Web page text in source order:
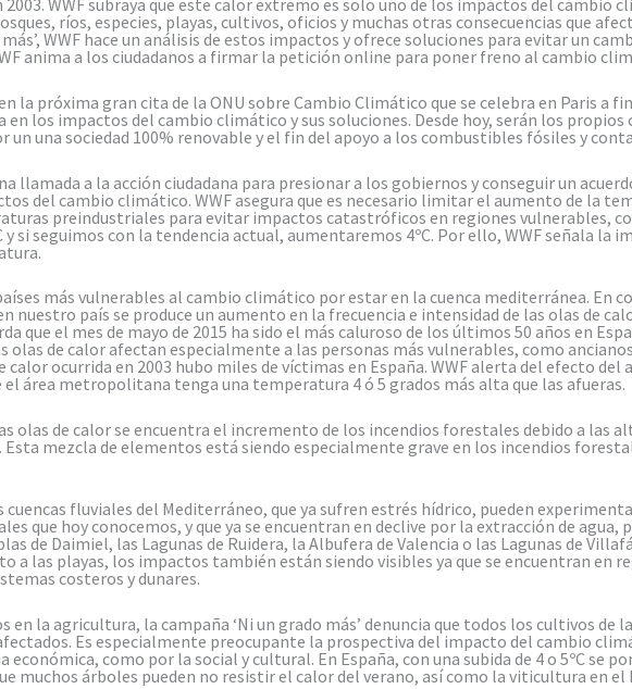
WWF subraya que este calor extremo es solo uno de los impactos del cambio
ríos, especies, playas, cultivos, oficios y muchas otras consecuencias que
WWF hace un análisis de estos impactos y ofrece soluciones para evitar un
anima a los ciudadanos a firmar la petición online para poner freno al cambio
la próxima gran cita de la ONU sobre Cambio Climático que se celebra en Paris a
en los impactos del cambio climático y sus soluciones. Desde hoy, serán los propios
un una sociedad 100% renovable y el fin del apoyo a los combustibles fósiles y
llamada a la acción ciudadana para presionar a los gobiernos y conseguir un
del cambio climático. WWF asegura que es necesario limitar el aumento de la
preindustriales para evitar impactos catastróficos en regiones vulnerables,
y si seguimos con la tendencia actual, aumentaremos 4ºC. Por ello, WWF señala la
más vulnerables al cambio climático por estar en la cuenca mediterránea. En
nuestro país se produce un aumento en la frecuencia e intensidad de las olas de
que el mes de mayo de 2015 ha sido el más caluroso de los últimos 50 años en
olas de calor afectan especialmente a las personas más vulnerables, como
calor ocurrida en 2003 hubo miles de víctimas en España. WWF alerta del efecto
el área metropolitana tenga una temperatura 4 ó 5 grados más alta que las afueras.
olas de calor se encuentra el incremento de los incendios forestales debido a las
mezcla de elementos está siendo especialmente grave en los incendios
fluviales del Mediterráneo, que ya sufren estrés hídrico, pueden
que hoy conocemos, y que ya se encuentran en declive por la extracción de
de Daimiel, las Lagunas de Ruidera, la Albufera de Valencia o las Lagunas de
a las playas, los impactos también están siendo visibles ya que se encuentran en
costeros y dunares.
en la agricultura, la campaña ‘Ni un grado más’ denuncia que todos los cultivos de
Es especialmente preocupante la prospectiva del impacto del cambio
económica, como por la social y cultural. En España, con una subida de 4 o 5ºC se
muchos árboles pueden no resistir el calor del verano, así como la viticultura en el